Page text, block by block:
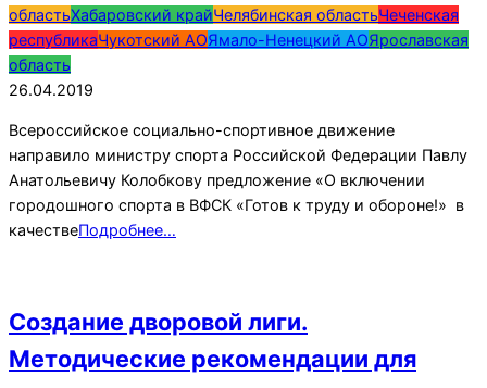
областьХабаровский крайЧелябинская областьЧеченская
республикаЧукотский АОЯмало-Ненецкий АОЯрославская
область
26.04.2019
Всероссийское социально-спортивное движение
направило министру спорта Российской Федерации Павлу
Анатольевичу Колобкову предложение «О включении
городошного спорта в ВФСК «Готов к труду и обороне!» в
качествеПодробнее…
Создание дворовой лиги.
Методические рекомендации для